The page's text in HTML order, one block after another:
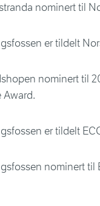
nominert til
er tildelt
nominert til
Award.
er tildelt
nominert